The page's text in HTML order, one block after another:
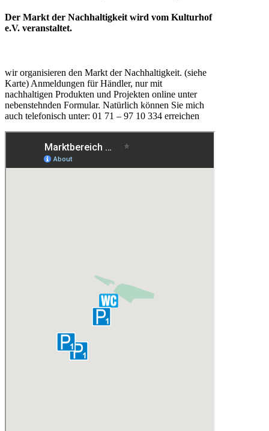
Der Markt der Nachhaltigkeit wird vom Kulturhof
e.V. veranstaltet.
wir organisieren den Markt der Nachhaltigkeit. (siehe
Karte) Anmeldungen für Händler, nur mit
nachhaltigen Produkten und Projekten online unter
nebenstehnden Formular. Natürlich können Sie mich
auch telefonisch unter: 01 71 – 97 10 334 erreichen